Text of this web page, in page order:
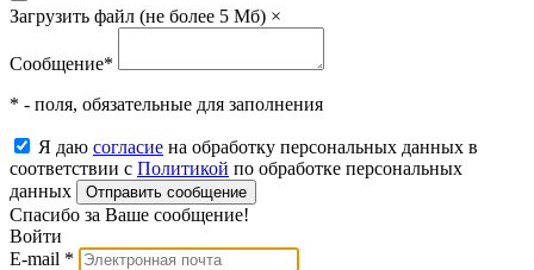
Загрузить файл (не более 5 Мб) ×
Сообщение*
* - поля, обязательные для заполнения
Я даю согласие на обработку персональных данных в
соответствии с Политикой по обработке персональных
данных
Отправить сообщение
Спасибо за Ваше сообщение!
Войти
E-mail *